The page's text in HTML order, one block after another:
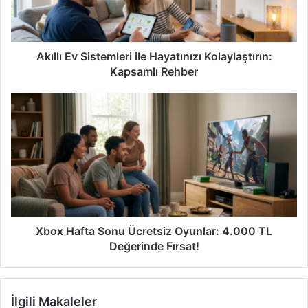
Akıllı Ev Sistemleri ile Hayatınızı Kolaylaştırın:
Kapsamlı Rehber
Xbox Hafta Sonu Ücretsiz Oyunlar: 4.000 TL
Değerinde Fırsat!
İlgili Makaleler